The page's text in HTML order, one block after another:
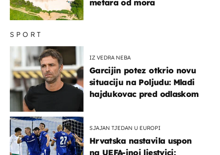
SPORT
IZ VEDRA NEBA
Garcijin potez otkrio novu
situaciju na Poljudu: Mladi
hajdukovac pred odlaskom
SJAJAN TJEDAN U EUROPI
Hrvatska nastavila uspon
na UEFA-inoj ljestvici:
metara od mora